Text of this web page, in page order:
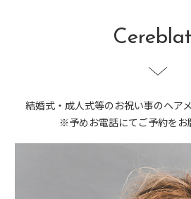
結婚式・成人式等のお祝い事のヘア
※予めお電話にてご予約をお